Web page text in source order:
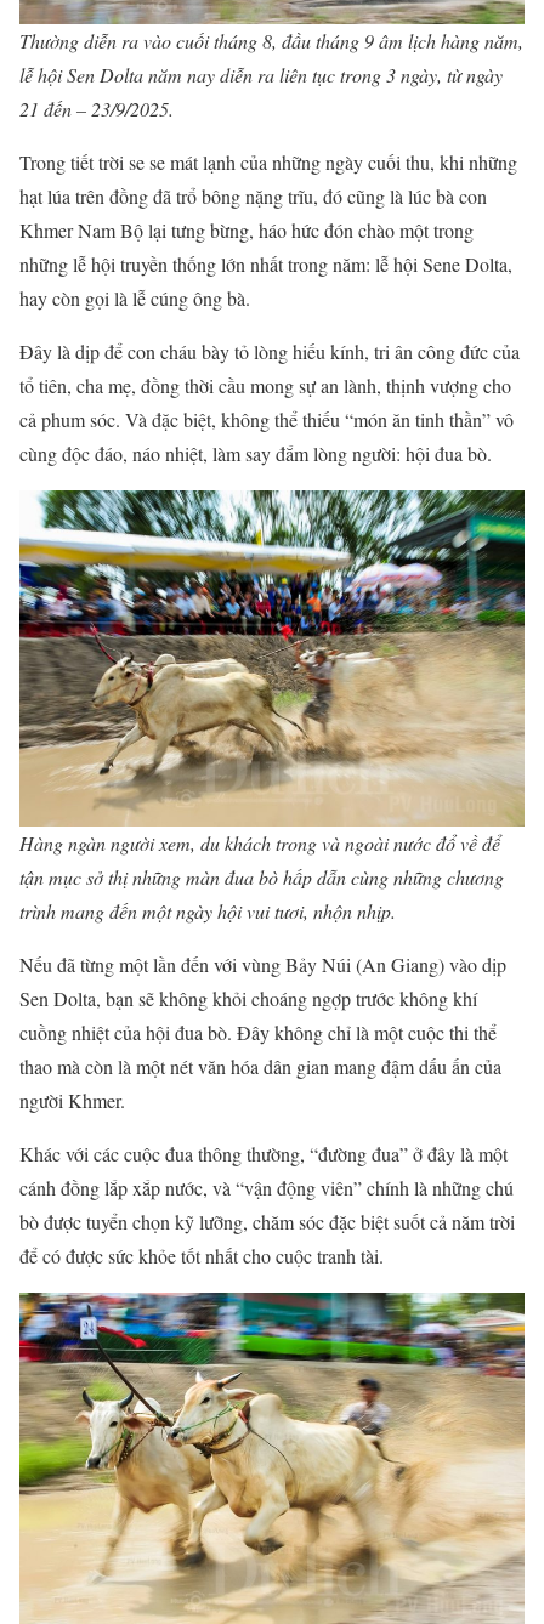
Thường diễn ra vào cuối tháng 8, đầu tháng 9 âm lịch hàng năm,
lễ hội Sen Dolta năm nay diễn ra liên tục trong 3 ngày, từ ngày
21 đến – 23/9/2025.
Trong tiết trời se se mát lạnh của những ngày cuối thu, khi những
hạt lúa trên đồng đã trổ bông nặng trĩu, đó cũng là lúc bà con
Khmer Nam Bộ lại tưng bừng, háo hức đón chào một trong
những lễ hội truyền thống lớn nhất trong năm: lễ hội Sene Dolta,
hay còn gọi là lễ cúng ông bà.
Đây là dịp để con cháu bày tỏ lòng hiếu kính, tri ân công đức của
tổ tiên, cha mẹ, đồng thời cầu mong sự an lành, thịnh vượng cho
cả phum sóc. Và đặc biệt, không thể thiếu “món ăn tinh thần” vô
cùng độc đáo, náo nhiệt, làm say đắm lòng người: hội đua bò.
Hàng ngàn người xem, du khách trong và ngoài nước đổ về để
tận mục sở thị những màn đua bò hấp dẫn cùng những chương
trình mang đến một ngày hội vui tươi, nhộn nhịp.
Nếu đã từng một lần đến với vùng Bảy Núi (An Giang) vào dịp
Sen Dolta, bạn sẽ không khỏi choáng ngợp trước không khí
cuồng nhiệt của hội đua bò. Đây không chỉ là một cuộc thi thể
thao mà còn là một nét văn hóa dân gian mang đậm dấu ấn của
người Khmer.
Khác với các cuộc đua thông thường, “đường đua” ở đây là một
cánh đồng lắp xắp nước, và “vận động viên” chính là những chú
bò được tuyển chọn kỹ lưỡng, chăm sóc đặc biệt suốt cả năm trời
để có được sức khỏe tốt nhất cho cuộc tranh tài.